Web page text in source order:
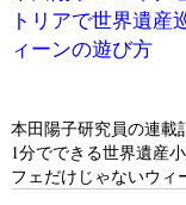
トリアで世界遺
ィーンの遊び方
本田陽子研究員の連載
1分でできる世界遺産
フェだけじゃないウィ